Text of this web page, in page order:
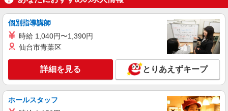
時給1400円〜 ※残業代支給 ★交通費別途支給
+゜ 入社祝い金10万円支給(規定有) お友達を紹介
頂くと, インセンティブ支給(規定有) ★月2回払
い・週払い可能（規程有）★ ゜・。○。・゜
+゜・。○。・゜+゜
群馬県太田市新田市のdocomoショップ
詳細を見る
派遣社員 紹介予定派遣
株式会社シエロ
【Y!mobile】人気機種に詳しくなれる携帯販
個別指導講師
時給 1,040円〜1,390円
仙台市青葉区
詳細を見る とりあえずキープ
ホールスタッフ